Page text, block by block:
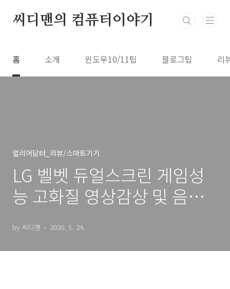
씨디맨의 컴퓨터이야기
홈 소개 윈도우10/11팁 블로그팁 리
얼리어답터_리뷰/스마트기기
LG 벨벳 듀얼스크린 게임성
능 고화질 영상감상 및 음질
by 씨디맨 2020. 5. 24.